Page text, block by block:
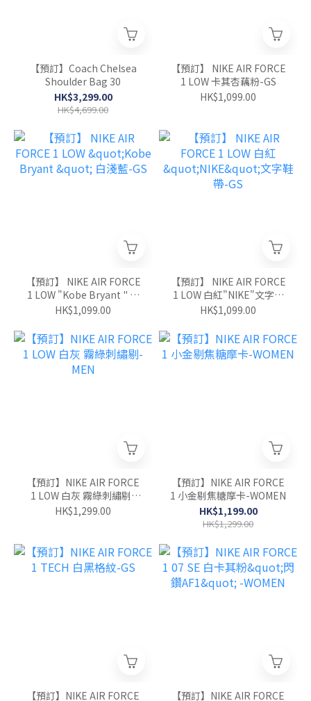
【預訂】Coach Chelsea
Shoulder Bag 30
HK$3,299.00
HK$4,699.00
【預訂】 NIKE AIR FORCE
1 LOW 卡其杏藕粉-GS
HK$1,099.00
【預訂】 NIKE AIR FORCE
1 LOW "Kobe Bryant " 白
淺藍-GS
HK$1,099.00
【預訂】 NIKE AIR FORCE
1 LOW 白紅"NIKE"文字鞋
帶-GS
HK$1,099.00
【預訂】NIKE AIR FORCE
1 LOW 白灰 霧綠刺繡剔-
MEN
HK$1,299.00
【預訂】NIKE AIR FORCE
1 小金剔焦糖摩卡-WOMEN
HK$1,199.00
HK$1,299.00
【預訂】NIKE AIR FORCE
【預訂】NIKE AIR FORCE